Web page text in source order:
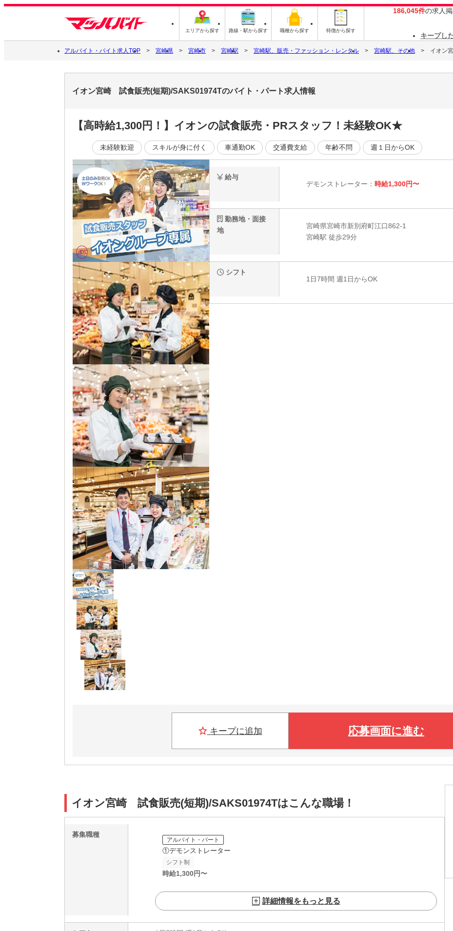
エリアから探す 路線・駅から探す 職種から探す 特徴から探す
186,045件の求人
キープし
アルバイト・バイト求人TOP 宮崎県 宮崎市 宮崎駅 宮崎駅、販売・ファッション・レンタル 宮崎駅、その他 イオン
イオン宮崎 試食販売(短期)/SAKS01974Tのバイト・パート求人情報
【高時給1,300円！】イオンの試食販売・PRスタッフ！未経験OK★
未経験歓迎 スキルが身に付く 車通勤OK 交通費支給 年齢不問 週１日からOK
給与
デモンストレーター： 時給1,300円〜
勤務地・面接
地
宮崎県宮崎市新別府町江口862-1
宮崎駅 徒歩29分
シフト
1日7時間 週1日からOK
キープに追加 応募画面に進む
イオン宮崎 試食販売(短期)/SAKS01974Tはこんな職場！
募集職種
アルバイト・パート
①デモンストレーター
シフト制
時給1,300円〜
詳細情報をもっと見る